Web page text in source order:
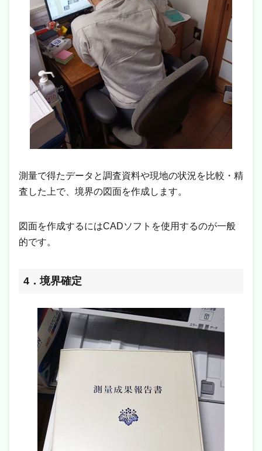
測量で得たデータと調査資料や現地の状況を比較・精
査した上で、境界の図面を作成します。
図面を作成するにはCADソフトを使用するのが一般
的です。
4．境界確定